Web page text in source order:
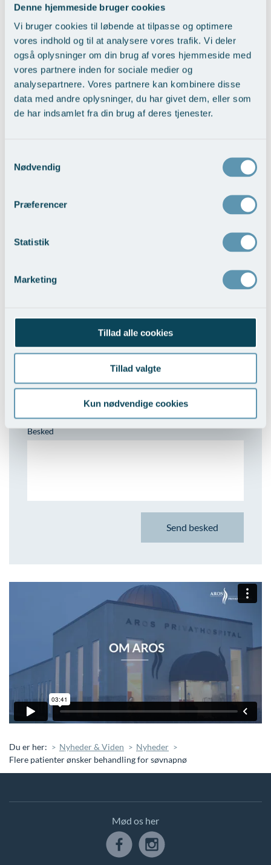
Denne hjemmeside bruger cookies
Vi bruger cookies til løbende at tilpasse og optimere
vores indhold og til at analysere vores trafik. Vi deler
også oplysninger om din brug af vores hjemmeside med
vores partnere inden for sociale medier og
analysepartnere. Vores partnere kan kombinere disse
data med andre oplysninger, du har givet dem, eller som
de har indsamlet fra din brug af deres tjenester.
Nødvendig
Præferencer
Statistik
Marketing
Tillad alle cookies
Tillad valgte
Kun nødvendige cookies
positive airway pressure (CPAP). Behandling med CPAP er meget effektiv
maske, der dækker næse eller næse og mund. Masken er tilkoblet en lille
luftkompressor, der ved hjælp af et mindre overtryk i svælget, effektivt
hindrer snorken og pauser i vejrtrækningen. Patienterne er generelt rigtig
glade for det her – mange fortæller mig, at de har fået livet tilbage,
forklarer Thomas Kjærgaard.
Udover CPAP er livsstilsændringer ofte en del af behandlingen, som
også i nogle tilfælde indebærer snorkeskinne, positionstræner og
kortlægning af symptomerne, indebærer en fuld øre-næse-
halsundersøgelse.
E-mail
Besked
Du er her: Nyheder & Viden
Nyheder
Flere patienter ønsker behandling for søvnapnø
Mød os her